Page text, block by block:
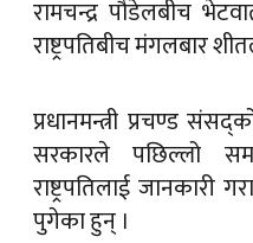
रामचन्द्र पौडेलबीच
राष्ट्रपतिबीच मंगलबार
प्रधानमन्त्री प्रचण्ड
सरकारले पछिल्लो
राष्ट्रपतिलाई जानकारी
पुगेका हुन् ।